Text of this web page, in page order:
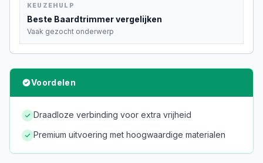
KEUZEHULP
Beste Baardtrimmervergelijken
Vaak gezocht onderwerp
Voordelen
Draadloze verbinding voor extra vrijheid
Premium uitvoering met hoogwaardige materialen